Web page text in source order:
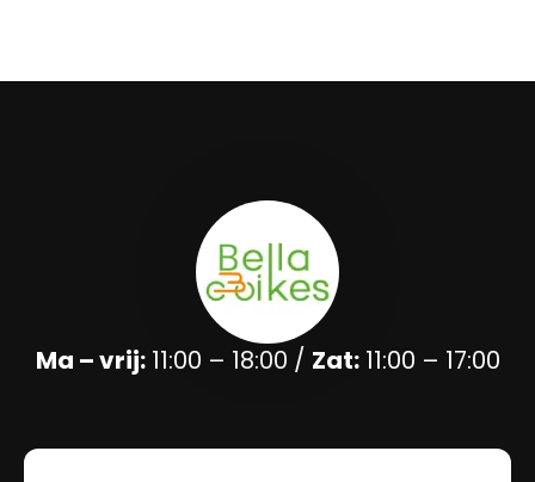
Ma – vrij:11:00 – 18:00 / Zat:11:00 – 17:00